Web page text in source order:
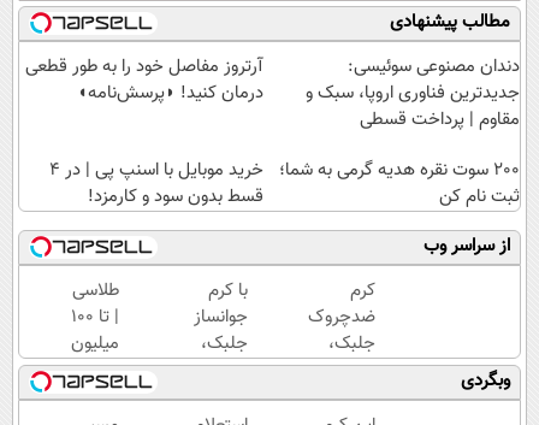
مطالب پیشنهادی
دندان مصنوعی سوئیسی:
جدیدترین فناوری اروپا، سبک و
مقاوم | پرداخت قسطی
آرتروز مفاصل خود را به طور قطعی
درمان کنید! ◗پرسش‌نامه◖
200 سوت نقره هدیه گرمی به شما؛
ثبت نام کن
خرید موبایل با اسنپ پی | در ۴
قسط بدون سود و کارمزد!
از سراسر وب
کرم
ضدچروک
جلبک،
جوانسازی
طبیعی
با کرم
جوانساز
جلبک،
پیری رو
معکوس
طلاسی
| تا 100
میلیون
وام
آنی
وبگردی